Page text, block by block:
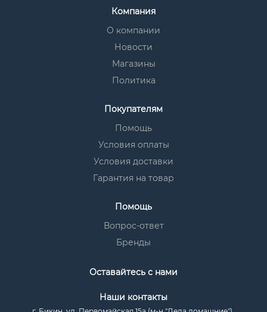
Компания
О компании
Новости
Магазины
Политика
Покупателям
Помощь
Условия оплаты
Условия доставки
Гарантия на товар
Помощь
Вопрос-ответ
Бренды
Оставайтесь с нами
Наши контакты